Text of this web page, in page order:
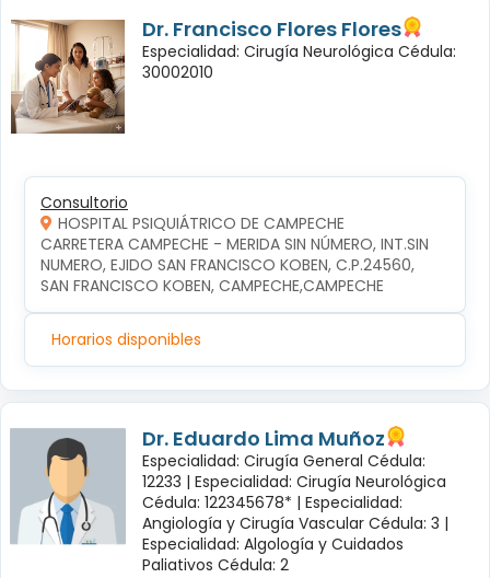
Dr. Francisco Flores Flores
Especialidad: Cirugía Neurológica Cédula:
30002010
Consultorio
HOSPITAL PSIQUIÁTRICO DE CAMPECHE
CARRETERA CAMPECHE - MERIDA SIN NÚMERO, INT.SIN
NUMERO, EJIDO SAN FRANCISCO KOBEN, C.P.24560,
SAN FRANCISCO KOBEN, CAMPECHE,CAMPECHE
Horarios disponibles
Dr. Eduardo Lima Muñoz
Especialidad: Cirugía General Cédula:
12233 | Especialidad: Cirugía Neurológica
Cédula: 122345678* | Especialidad:
Angiología y Cirugía Vascular Cédula: 3 |
Especialidad: Algología y Cuidados
Paliativos Cédula: 2